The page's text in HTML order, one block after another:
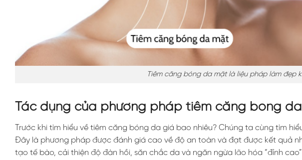
Tiêm căng bóng da mặt là liệu pháp làm đẹp
Tác dụng của phương pháp tiêm căng bóng da
Trước khi tìm hiểu về tiêm căng bóng da giá bao nhiêu? Chúng ta cùng tìm
Đây là phương pháp được đánh giá cao về độ an toàn và đạt được kết quả
tạo tế bào, cải thiện độ đàn hồi, săn chắc da và ngăn ngừa lão hóa “đỉnh